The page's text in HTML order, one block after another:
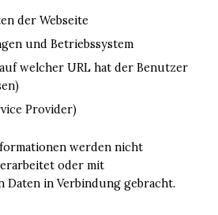
der Webseite
und Betriebssystem
welcher URL hat der Benutzer
Provider)
werden nicht
oder mit
Daten in Verbindung gebracht.